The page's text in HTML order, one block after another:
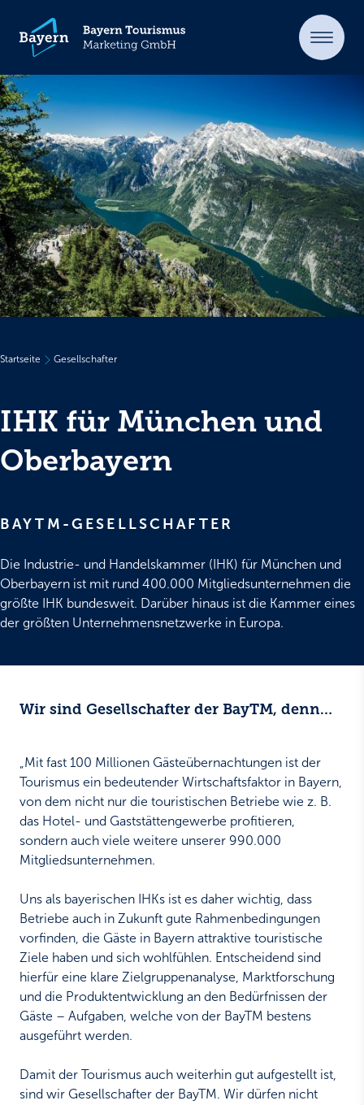
Startseite Gesellschafter
IHK für München und
Oberbayern
BAYTM-GESELLSCHAFTER
Die Industrie- und Handelskammer (IHK) für München und
Oberbayern ist mit rund 400.000 Mitgliedsunternehmen die
größte IHK bundesweit. Darüber hinaus ist die Kammer eines
der größten Unternehmensnetzwerke in Europa.
Wir sind Gesellschafter der BayTM, denn…
„Mit fast 100 Millionen Gästeübernachtungen ist der
Tourismus ein bedeutender Wirtschaftsfaktor in Bayern,
von dem nicht nur die touristischen Betriebe wie z. B.
das Hotel- und Gaststättengewerbe profitieren,
sondern auch viele weitere unserer 990.000
Mitgliedsunternehmen.
Uns als bayerischen IHKs ist es daher wichtig, dass
Betriebe auch in Zukunft gute Rahmenbedingungen
vorfinden, die Gäste in Bayern attraktive touristische
Ziele haben und sich wohlfühlen. Entscheidend sind
hierfür eine klare Zielgruppenanalyse, Marktforschung
und die Produktentwicklung an den Bedürfnissen der
Gäste – Aufgaben, welche von der BayTM bestens
ausgeführt werden.
Damit der Tourismus auch weiterhin gut aufgestellt ist,
sind wir Gesellschafter der BayTM. Wir dürfen nicht